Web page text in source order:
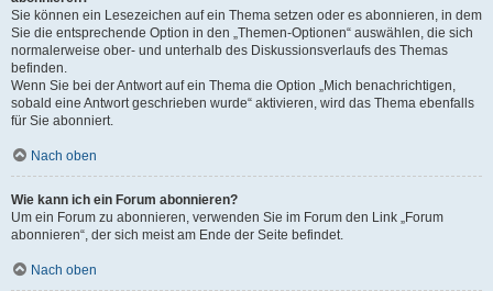
Sie können ein Lesezeichen auf ein Thema setzen oder es abonnieren, in dem
Sie die entsprechende Option in den „Themen-Optionen“ auswählen, die sich
normalerweise ober- und unterhalb des Diskussionsverlaufs des Themas
befinden.
Wenn Sie bei der Antwort auf ein Thema die Option „Mich benachrichtigen,
sobald eine Antwort geschrieben wurde“ aktivieren, wird das Thema ebenfalls
für Sie abonniert.
Nach oben
Wie kann ich ein Forum abonnieren?
Um ein Forum zu abonnieren, verwenden Sie im Forum den Link „Forum
abonnieren“, der sich meist am Ende der Seite befindet.
Nach oben